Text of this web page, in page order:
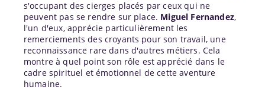
s'occupant des cierges placés par ceux qui ne
peuvent pas se rendre sur place. Miguel Fernandez,
l'un d'eux, apprécie particulièrement les
remerciements des croyants pour son travail, une
reconnaissance rare dans d'autres métiers. Cela
montre à quel point son rôle est apprécié dans le
cadre spirituel et émotionnel de cette aventure
humaine.